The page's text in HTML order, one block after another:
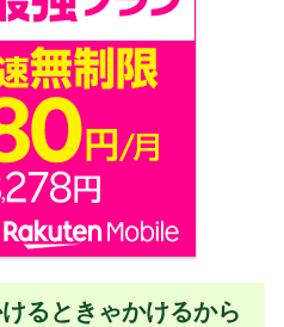
るときゃかけるから